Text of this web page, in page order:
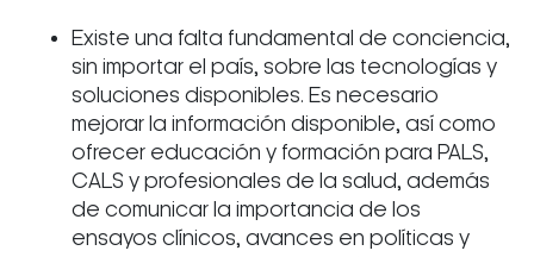
Existe una falta fundamental de conciencia,
sin importar el país, sobre las tecnologías y
soluciones disponibles. Es necesario
mejorar la información disponible, así como
ofrecer educación y formación para PALS,
CALS y profesionales de la salud, además
de comunicar la importancia de los
ensayos clínicos, avances en políticas y